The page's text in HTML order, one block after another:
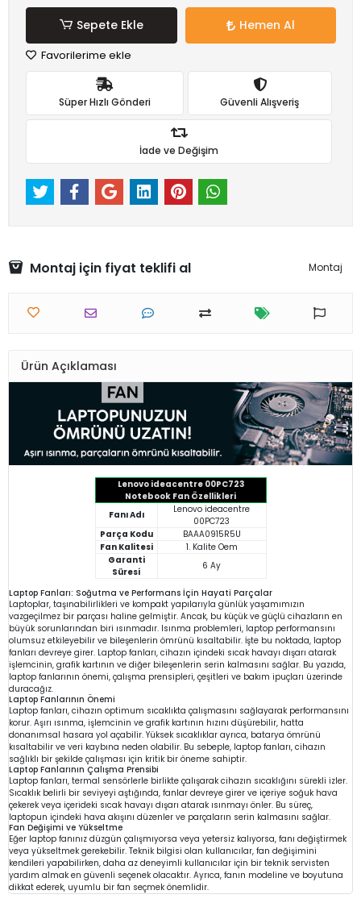
Sepete Ekle Hemen Al
Favorilerime ekle
Süper Hızlı Gönderi Güvenli Alışveriş
İade ve Değişim
Montaj için fiyat teklifi al Montaj
Ürün Açıklaması
Lenovo ideacentre 00PC723
Notebook Fan Özellikleri
Fanı Adı
Lenovo ideacentre
00PC723
Parça Kodu
BAAA0915R5U
Fan Kalitesi
1. Kalite Oem
Garanti
Süresi
6 Ay
Laptop Fanları: Soğutma ve Performans İçin Hayati Parçalar
Laptoplar, taşınabilirlikleri ve kompakt yapılarıyla günlük yaşamımızın
vazgeçilmez bir parçası haline gelmiştir. Ancak, bu küçük ve güçlü cihazların en
büyük sorunlarından biri ısınmadır. Isınma problemleri, laptop performansını
olumsuz etkileyebilir ve bileşenlerin ömrünü kısaltabilir. İşte bu noktada, laptop
fanları devreye girer. Laptop fanları, cihazın içindeki sıcak havayı dışarı atarak
işlemcinin, grafik kartının ve diğer bileşenlerin serin kalmasını sağlar. Bu yazıda,
laptop fanlarının önemi, çalışma prensipleri, çeşitleri ve bakım ipuçları üzerinde
duracağız.
Laptop Fanlarının Önemi
Laptop fanları, cihazın optimum sıcaklıkta çalışmasını sağlayarak performansını
korur. Aşırı ısınma, işlemcinin ve grafik kartının hızını düşürebilir, hatta
donanımsal hasara yol açabilir. Yüksek sıcaklıklar ayrıca, batarya ömrünü
kısaltabilir ve veri kaybına neden olabilir. Bu sebeple, laptop fanları, cihazın
sağlıklı bir şekilde çalışması için kritik bir öneme sahiptir.
Laptop Fanlarının Çalışma Prensibi
Laptop fanları, termal sensörlerle birlikte çalışarak cihazın sıcaklığını sürekli izler.
Sıcaklık belirli bir seviyeyi aştığında, fanlar devreye girer ve içeriye soğuk hava
çekerek veya içerideki sıcak havayı dışarı atarak ısınmayı önler. Bu süreç,
laptopun içindeki hava akışını düzenler ve parçaların serin kalmasını sağlar.
Fan Değişimi ve Yükseltme
Eğer laptop fanınız düzgün çalışmıyorsa veya yetersiz kalıyorsa, fanı değiştirmek
veya yükseltmek gerekebilir. Teknik bilgisi olan kullanıcılar, fan değişimini
kendileri yapabilirken, daha az deneyimli kullanıcılar için bir teknik servisten
yardım almak en güvenli seçenek olacaktır. Ayrıca, fanın modeline ve boyutuna
dikkat ederek, uyumlu bir fan seçmek önemlidir.